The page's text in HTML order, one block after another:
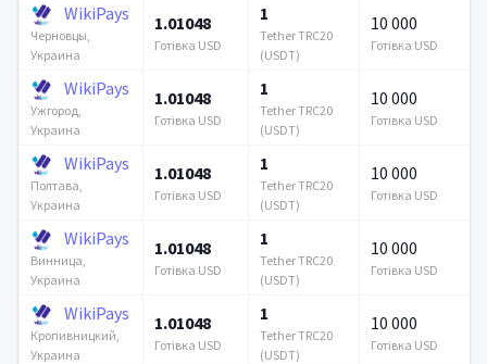
WikiPays
Черновцы,
Украина
1.01048
Готівка USD
1
Tether TRC20
(USDT)
10 000
Готівка USD
WikiPays
Ужгород,
Украина
1.01048
Готівка USD
1
Tether TRC20
(USDT)
10 000
Готівка USD
WikiPays
Полтава,
Украина
1.01048
Готівка USD
1
Tether TRC20
(USDT)
10 000
Готівка USD
WikiPays
Винница,
Украина
1.01048
Готівка USD
1
Tether TRC20
(USDT)
10 000
Готівка USD
WikiPays
Кропивницкий,
Украина
1.01048
Готівка USD
1
Tether TRC20
(USDT)
10 000
Готівка USD